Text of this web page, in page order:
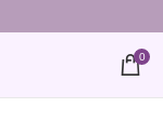
0